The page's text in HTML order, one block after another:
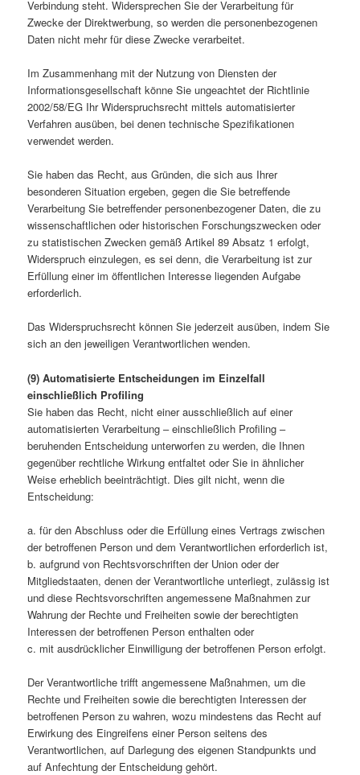
Verbindung steht. Widersprechen Sie der Verarbeitung für
Zwecke der Direktwerbung, so werden die personenbezogenen
Daten nicht mehr für diese Zwecke verarbeitet.
Im Zusammenhang mit der Nutzung von Diensten der
Informationsgesellschaft könne Sie ungeachtet der Richtlinie
2002/58/EG Ihr Widerspruchsrecht mittels automatisierter
Verfahren ausüben, bei denen technische Spezifikationen
verwendet werden.
Sie haben das Recht, aus Gründen, die sich aus Ihrer
besonderen Situation ergeben, gegen die Sie betreffende
Verarbeitung Sie betreffender personenbezogener Daten, die zu
wissenschaftlichen oder historischen Forschungszwecken oder
zu statistischen Zwecken gemäß Artikel 89 Absatz 1 erfolgt,
Widerspruch einzulegen, es sei denn, die Verarbeitung ist zur
Erfüllung einer im öffentlichen Interesse liegenden Aufgabe
erforderlich.
Das Widerspruchsrecht können Sie jederzeit ausüben, indem Sie
sich an den jeweiligen Verantwortlichen wenden.
(9) Automatisierte Entscheidungen im Einzelfall
einschließlich Profiling
Sie haben das Recht, nicht einer ausschließlich auf einer
automatisierten Verarbeitung – einschließlich Profiling –
beruhenden Entscheidung unterworfen zu werden, die Ihnen
gegenüber rechtliche Wirkung entfaltet oder Sie in ähnlicher
Weise erheblich beeinträchtigt. Dies gilt nicht, wenn die
Entscheidung:
a. für den Abschluss oder die Erfüllung eines Vertrags zwischen
der betroffenen Person und dem Verantwortlichen erforderlich ist,
b. aufgrund von Rechtsvorschriften der Union oder der
Mitgliedstaaten, denen der Verantwortliche unterliegt, zulässig ist
und diese Rechtsvorschriften angemessene Maßnahmen zur
Wahrung der Rechte und Freiheiten sowie der berechtigten
Interessen der betroffenen Person enthalten oder
c. mit ausdrücklicher Einwilligung der betroffenen Person erfolgt.
Der Verantwortliche trifft angemessene Maßnahmen, um die
Rechte und Freiheiten sowie die berechtigten Interessen der
betroffenen Person zu wahren, wozu mindestens das Recht auf
Erwirkung des Eingreifens einer Person seitens des
Verantwortlichen, auf Darlegung des eigenen Standpunkts und
auf Anfechtung der Entscheidung gehört.